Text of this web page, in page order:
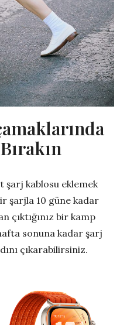
şarj kablosu eklemek
şarjla 10 güne kadar
çıktığınız bir kamp
sonuna kadar şarj
çıkarabilirsiniz.